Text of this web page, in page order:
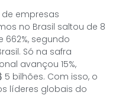
de empresas
no Brasil saltou de 8
662%, segundo
Só na safra
avançou 15%,
bilhões. Com isso, o
líderes globais do